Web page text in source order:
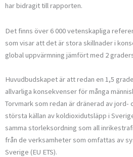
har bidragit till rapporten.
Det finns över 6 000 vetenskapliga
som visar att det är stora skillnader i
global uppvärmning jämfört med 2
Huvudbudskapet är att redan en 1,5
allvarliga konsekvenser för många
Torvmark som redan är dränerad av
största källan av koldioxidutsläpp i
samma storleksordning som all
från de verksamheter som omfattas av
Sverige (EU ETS).